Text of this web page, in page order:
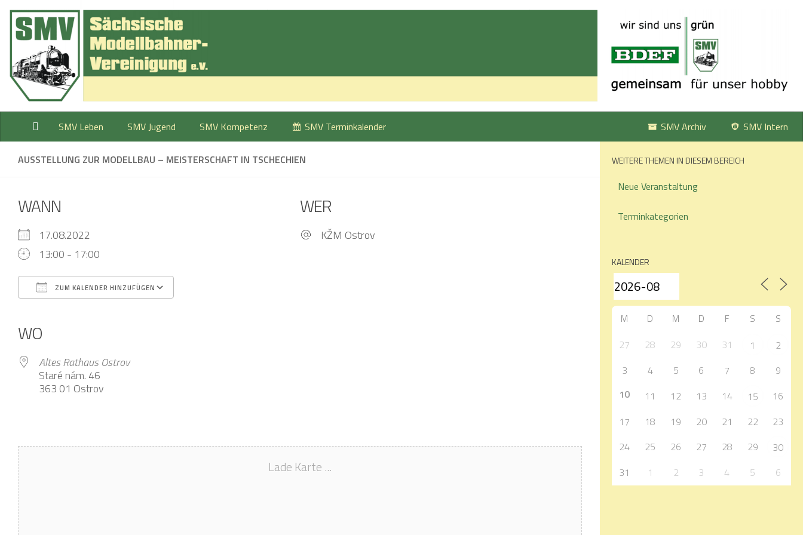
Zum Inhalt springen
SMV Leben SMV Jugend SMV Kompetenz SMV Intern
SMV Archiv
SMV Terminkalender
AUSSTELLUNG ZUR MODELLBAU – MEISTERSCHAFT IN TSCHECHIEN
WANN
17.08.2022
13:00 - 17:00
ZUM KALENDER HINZUFÜGEN
WO
Altes Rathaus Ostrov
Staré nám. 46
363 01 Ostrov
WER
KŽM Ostrov
Lade Karte ...
WEITERE THEMEN IN DIESEM BEREICH
Neue Veranstaltung
Terminkategorien
KALENDER
M D M D F S S
27 28 29 30 31 1
2
3
4 5 6 7 8
9
10
11 12 13 14 15
16
17
18 19 20 21 22
23
24
25 26 27 28 29
30
31
1 2 3 4 5 6